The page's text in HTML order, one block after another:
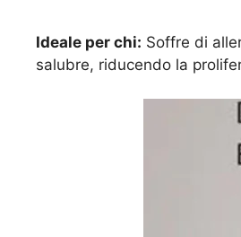
Ideale per chi: Soffre di
salubre, riducendo la